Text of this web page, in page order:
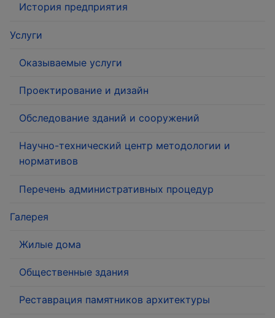
История предприятия
Услуги
Оказываемые услуги
Проектирование и дизайн
Обследование зданий и сооружений
Научно-технический центр методологии и
нормативов
Перечень административных процедур
Галерея
Жилые дома
Общественные здания
Реставрация памятников архитектуры